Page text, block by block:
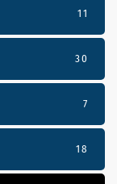
11
30
7
18